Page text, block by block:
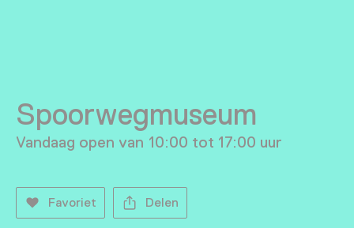
Spoorwegmuseum
Vandaag open van 10:00 tot 17:00 uur
Favoriet Delen